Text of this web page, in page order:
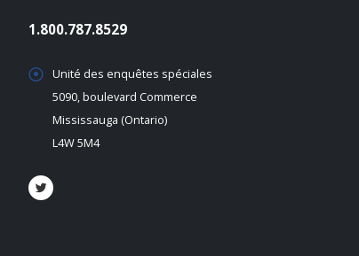
1.800.787.8529
Unité des enquêtes spéciales
5090, boulevard Commerce
Mississauga (Ontario)
L4W 5M4